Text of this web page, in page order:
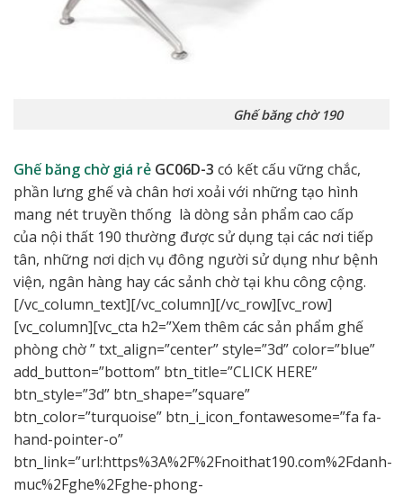
Ghế băng chờ 190
Ghế băng chờ giá rẻ GC06D-3 có kết cấu vững chắc,
phần lưng ghế và chân hơi xoải với những tạo hình
mang nét truyền thống là dòng sản phẩm cao cấp
của nội thất 190 thường được sử dụng tại các nơi tiếp
tân, những nơi dịch vụ đông người sử dụng như bệnh
viện, ngân hàng hay các sảnh chờ tại khu công cộng.
[/vc_column_text][/vc_column][/vc_row][vc_row]
[vc_column][vc_cta h2=”Xem thêm các sản phẩm ghế
phòng chờ ” txt_align=”center” style=”3d” color=”blue”
add_button=”bottom” btn_title=”CLICK HERE”
btn_style=”3d” btn_shape=”square”
btn_color=”turquoise” btn_i_icon_fontawesome=”fa fa-
hand-pointer-o”
btn_link=”url:https%3A%2F%2Fnoithat190.com%2Fdanh-
muc%2Fghe%2Fghe-phong-